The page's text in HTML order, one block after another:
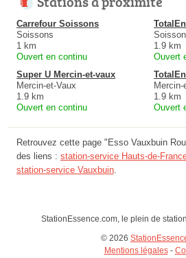
Carrefour Soissons
Soissons
1 km
Ouvert en continu
1.9 km
Ouvert
Super U Mercin-et-vaux
Mercin-et-Vaux
1.9 km
Ouvert en continu
Mercin-
1.9 km
Ouvert
Retrouvez cette page "Esso Vauxbuin
des liens : station-service Hauts-de-
station-service Vauxbuin.
StationEssence.com, le plein de
© 2026
Mentions légales-